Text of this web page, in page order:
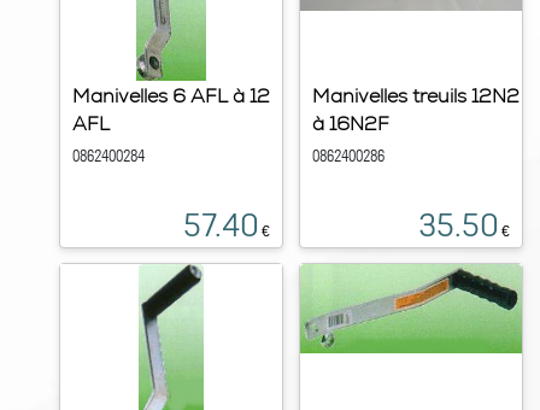
Manivelles 6 AFL à 12
AFL
0862400284
57.40 €
Manivelles treuils 12N2
à 16N2F
0862400286
35.50 €